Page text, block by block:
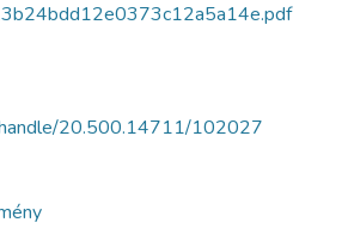
20.500.14711/102027